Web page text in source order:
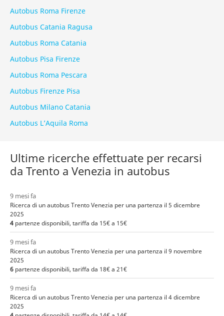
Autobus Roma Firenze
Autobus Catania Ragusa
Autobus Roma Catania
Autobus Pisa Firenze
Autobus Roma Pescara
Autobus Firenze Pisa
Autobus Milano Catania
Autobus L’Aquila Roma
Ultime ricerche effettuate per recarsi
da Trento a Venezia in autobus
9 mesi fa
Ricerca di un autobus Trento Venezia per una partenza il 5 dicembre
2025
4 partenze disponibili, tariffa da 15€ a 15€
9 mesi fa
Ricerca di un autobus Trento Venezia per una partenza il 9 novembre
2025
6 partenze disponibili, tariffa da 18€ a 21€
9 mesi fa
Ricerca di un autobus Trento Venezia per una partenza il 4 dicembre
2025